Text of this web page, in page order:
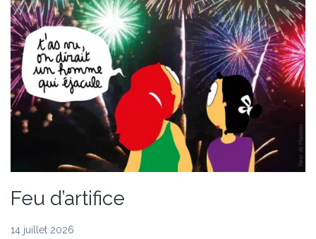
Feu d’artifice
14 juillet 2026